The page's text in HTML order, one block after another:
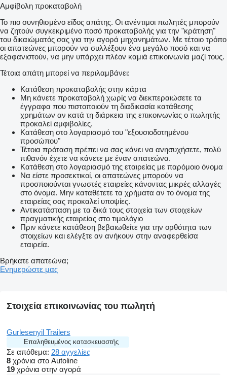
Αμφίβολη προκαταβολή
Το πιο συνηθισμένο είδος απάτης. Οι ανέντιμοι πωλητές μπορούν
να ζητούν συγκεκριμένο ποσό προκαταβολής για την "κράτηση"
του δικαιώματός σας για την αγορά μηχανημάτων. Με τέτοιο τρόπο
οι απατεώνες μπορούν να συλλέξουν ένα μεγάλο ποσό και να
εξαφανιστούν, να μην υπάρχει πλέον καμιά επικοινωνία μαζί τους.
Τέτοια απάτη μπορεί να περιλαμβάνει:
Κατάθεση προκαταβολής στην κάρτα
Μη κάνετε προκαταβολή χωρίς να διεκπεραιώσετε τα
έγγραφα που πιστοποιούν τη διαδικασία κατάθεσης
χρημάτων αν κατά τη διάρκεια της επικοινωνίας ο πωλητής
προκαλεί αμφιβολίες.
Κατάθεση στο λογαριασμό του "εξουσιοδοτημένου
προσώπου"
Τέτοια πρόταση πρέπει να σας κάνει να ανησυχήσετε, πολύ
πιθανόν έχετε να κάνετε με έναν απατεώνα.
Κατάθεση στο λογαριασμό της εταιρείας με παρόμοιο όνομα
Να είστε προσεκτικοί, οι απατεώνες μπορούν να
προσποιούνται γνωστές εταιρείες κάνοντας μικρές αλλαγές
στο όνομα. Μην καταθέτετε τα χρήματα αν το όνομα της
εταιρείας σας προκαλεί υποψίες.
Αντικατάσταση με τα δικά τους στοιχεία των στοιχείων
πραγματικής εταιρείας στο τιμολόγιο
Πριν κάνετε κατάθεση βεβαιωθείτε για την ορθότητα των
στοιχείων και ελέγξτε αν ανήκουν στην αναφερθείσα
εταιρεία.
Βρήκατε απατεώνα;
Ενημερώστε μας
Στοιχεία επικοινωνίας του πωλητή
Gurlesenyil Trailers
Επαληθευμένος κατασκευαστής
Σε απόθεμα: 28 αγγελίες
8 χρόνια στο Autoline
19 χρόνια στην αγορά